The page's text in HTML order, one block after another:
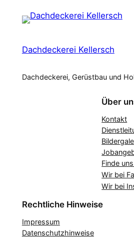
Dachdeckerei Kellersch
Dachdeckerei, Gerüstbau und
Über
Kontakt
Finde
Wir bei
Wir bei
Rechtliche Hinweise
Impressum
Datenschutzhinweise